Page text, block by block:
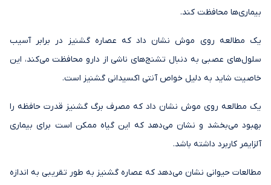
بیماری‌ها محافظت کند.
یک مطالعه روی موش نشان داد که عصاره گشنیز در برابر آسیب
سلول‌های عصبی به دنبال تشنج‌های ناشی از دارو محافظت می‌کند، این
خاصیت شاید به دلیل خواص آنتی اکسیدانی گشنیز است.
یک مطالعه روی موش نشان داد که مصرف برگ گشنیز قدرت حافظه را
بهبود می‌بخشد و نشان می‌دهد که این گیاه ممکن است برای بیماری
آلزایمر کاربرد داشته باشد.
مطالعات حیوانی نشان می‌دهد که عصاره گشنیز به طور تقریبی به اندازه